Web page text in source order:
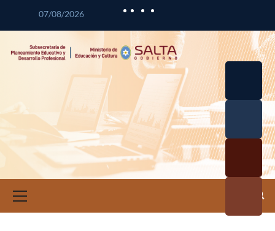
07/08/2026
Curricul
Profesio
a
Investig